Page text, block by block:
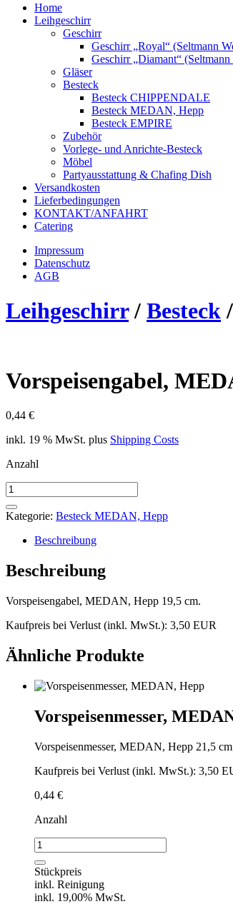
Home
Leihgeschirr
Geschirr
Geschirr „Royal“ (Seltmann
Geschirr „Diamant“
Gläser
Besteck
Besteck CHIPPENDALE
Besteck MEDAN, Hepp
Besteck EMPIRE
Zubehör
Vorlege- und Anrichte-Besteck
Möbel
Partyausstattung & Chafing Dish
Versandkosten
Lieferbedingungen
KONTAKT/ANFAHRT
Catering
Impressum
Datenschutz
AGB
Leihgeschirr / Besteck /
Vorspeisengabel,
0,44 €
inkl. 19 % MwSt. plus Shipping Costs
Anzahl
Vorspeisengabel,
MEDAN,
Hepp
Menge
Kategorie: Besteck MEDAN, Hepp
Beschreibung
Beschreibung
Vorspeisengabel, MEDAN, Hepp 19,5 cm.
Kaufpreis bei Verlust (inkl. MwSt.): 3,50 EUR
Ähnliche Produkte
Vorspeisenmesser,
Vorspeisenmesser, MEDAN, Hepp 21,5
Kaufpreis bei Verlust (inkl. MwSt.): 3,50
0,44 €
Anzahl
Vorspeisenmesser,
MEDAN,
Hepp
Menge
Stückpreis
inkl. Reinigung
inkl. 19,00% MwSt.